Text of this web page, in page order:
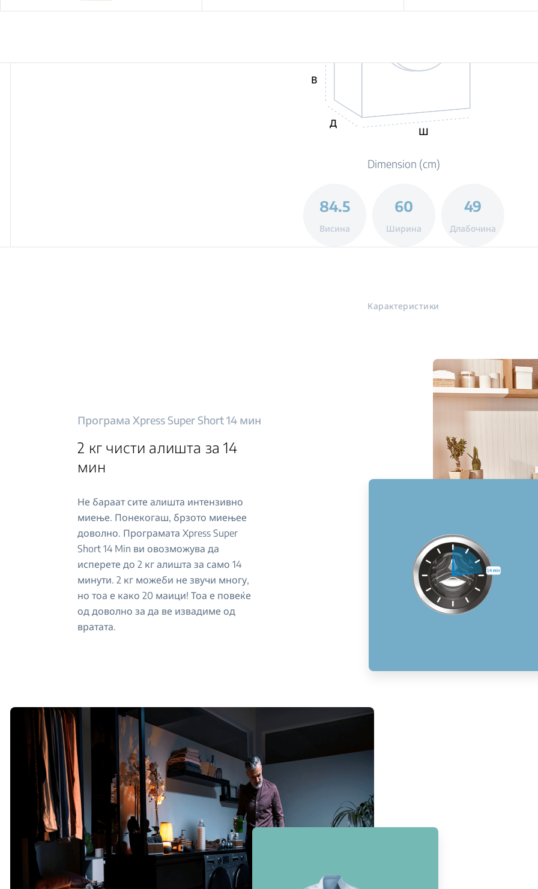
В
Д
Ш
Dimension (cm)
84.5
Висина
60
Ширина
49
Длабочина
Карактеристики
Програма Xpress Super Short 14 мин
2 кг чисти алишта за 14
мин
Не бараат сите алишта интензивно
миење. Понекогаш, брзото миењее
доволно. Програмата Xpress Super
Short 14 Min ви овозможува да
исперете до 2 кг алишта за само 14
минути. 2 кг можеби не звучи многу,
но тоа е како 20 маици! Тоа е повеќе
од доволно за да ве извадиме од
вратата.